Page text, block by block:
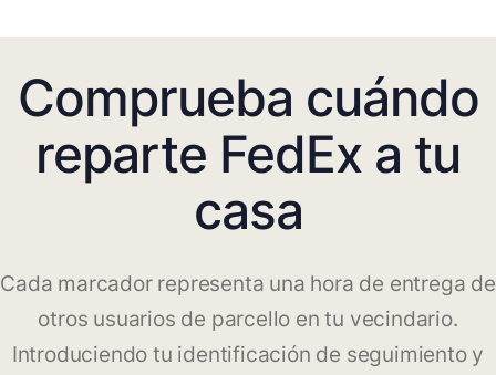
Comprueba cuándo
reparte FedEx a tu
casa
Cada marcador representa una hora de entrega de
otros usuarios de parcello en tu vecindario.
Introduciendo tu identificación de seguimiento y